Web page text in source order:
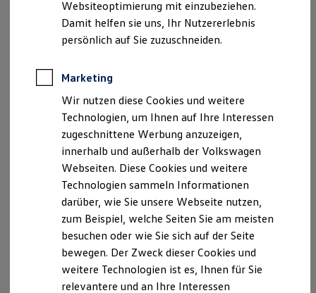
Elektrofahrzeugkonzepte
ID. EVERY1
Reichweite
Rekuperation
Laden unterwegs
Laden Zuhause
Ladestationen finden
Ladezeitensimulator
Batterie
Sicherheit
Nachhaltigkeit
Technologie
Kosten und Kauf
Verbrauchskosten
Kaufoptionen
E-Auto-Förderung
Software und Konnektivität
Die ID. Software 6
Websiteoptimierung mit einzubeziehen.
Damit helfen sie uns, Ihr Nutzererlebnis
persönlich auf Sie zuzuschneiden.
Marketing
Wir nutzen diese Cookies und weitere
Technologien, um Ihnen auf Ihre Interessen
zugeschnittene Werbung anzuzeigen,
innerhalb und außerhalb der Volkswagen
Webseiten. Diese Cookies und weitere
Technologien sammeln Informationen
darüber, wie Sie unsere Webseite nutzen,
zum Beispiel, welche Seiten Sie am meisten
besuchen oder wie Sie sich auf der Seite
bewegen. Der Zweck dieser Cookies und
weitere Technologien ist es, Ihnen für Sie
relevantere und an Ihre Interessen